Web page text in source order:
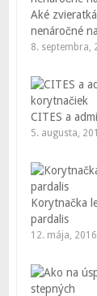
Aké
nenáročné
8. septembra,
CITES a
5. augusta,
Korytnačka
pardalis
12. mája,